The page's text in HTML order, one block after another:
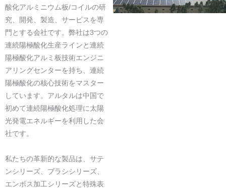
エンタープライズ・ビデ
オ
酸化アルミニウム板/コイルの研
究、開発、製造、サービスを専
門とする会社です。弊社は3つの
連続陽極酸化生産ラインと連続
陽極酸化アルミ板技術エンジニ
アリングセンターを持ち、連続
陽極酸化の核心技術をマスター
しています。アルタルは中国で
初めて連続陽極酸化処理に太陽
光発電エネルギーを利用した会
社です。
私たちの革新的な製品は、サテ
ンシリーズ、ブラシシリーズ、
エンボス加工シリーズと特殊表